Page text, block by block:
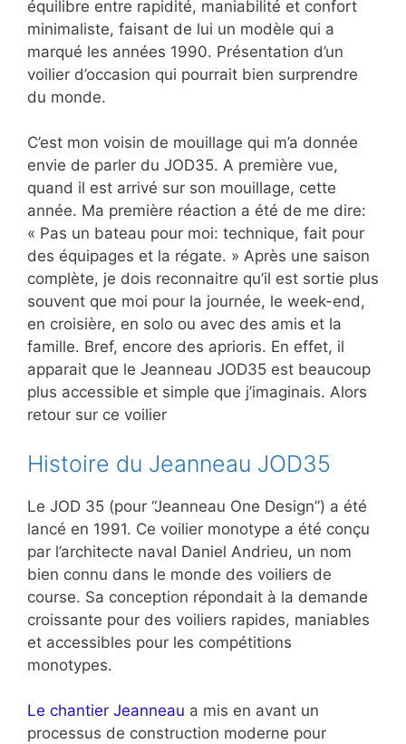
équilibre entre rapidité, maniabilité et confort
minimaliste, faisant de lui un modèle qui a
marqué les années 1990. Présentation d’un
voilier d’occasion qui pourrait bien surprendre
du monde.
C’est mon voisin de mouillage qui m’a donnée
envie de parler du JOD35. A première vue,
quand il est arrivé sur son mouillage, cette
année. Ma première réaction a été de me dire:
« Pas un bateau pour moi: technique, fait pour
des équipages et la régate. » Après une saison
complète, je dois reconnaitre qu’il est sortie plus
souvent que moi pour la journée, le week-end,
en croisière, en solo ou avec des amis et la
famille. Bref, encore des aprioris. En effet, il
apparait que le Jeanneau JOD35 est beaucoup
plus accessible et simple que j’imaginais. Alors
retour sur ce voilier
Histoire du Jeanneau JOD35
Le JOD 35 (pour “Jeanneau One Design”) a été
lancé en 1991. Ce voilier monotype a été conçu
par l’architecte naval Daniel Andrieu, un nom
bien connu dans le monde des voiliers de
course. Sa conception répondait à la demande
croissante pour des voiliers rapides, maniables
et accessibles pour les compétitions
monotypes.
Le chantier Jeanneau a mis en avant un
processus de construction moderne pour